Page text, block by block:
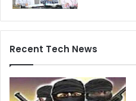
Recent Tech News